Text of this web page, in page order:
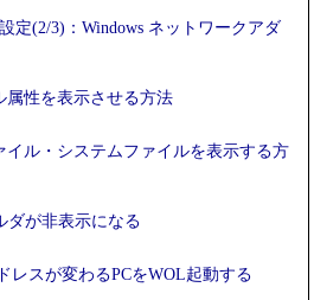
定(2/3)：Windows ネットワークアダ
属性を表示させる方法
イル・システムファイルを表示する方
ダが非表示になる
レスが変わるPCをWOL起動する